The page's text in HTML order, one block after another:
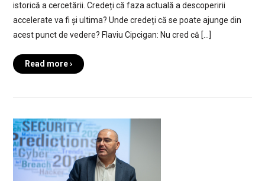
istorică a cercetării. Credeți că faza actuală a descoperirii
accelerate va fi și ultima? Unde credeți că se poate ajunge din
acest punct de vedere? Flaviu Cipcigan: Nu cred că […]
Read more ›